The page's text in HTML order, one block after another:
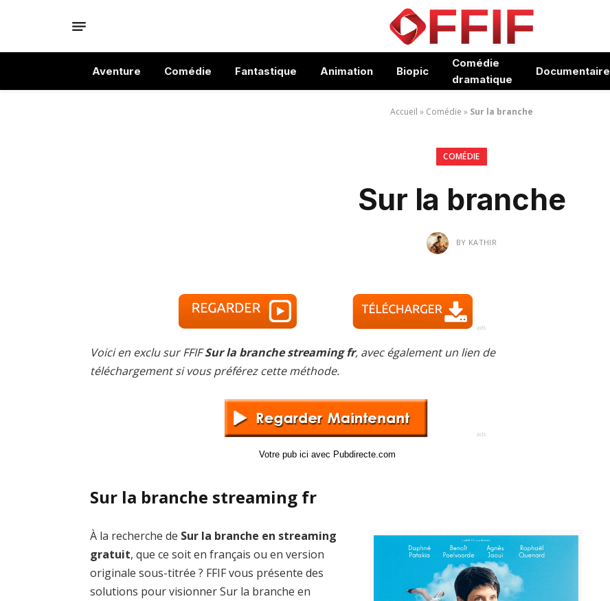
Aventure Comédie Fantastique Animation Biopic
Comédie
dramatique
Documentaire
Accueil » Comédie » Sur la branche
COMÉDIE
Sur la branche
BY KATHIR
Voici en exclu sur FFIFSur la branche streaming fr, avec également un lien de
téléchargement si vous préférez cette méthode.
Votre pub ici avec Pubdirecte.com
Sur la branche streaming fr
À la recherche de Sur la branche en streaming
gratuit, que ce soit en français ou en version
originale sous-titrée ? FFIF vous présente des
solutions pour visionner Sur la branche en